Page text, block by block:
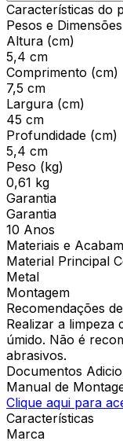
Características do
Pesos e Dimensões
Altura (cm)
5,4 cm
Comprimento (cm)
7,5 cm
Largura (cm)
45 cm
Profundidade (cm)
5,4 cm
Peso (kg)
0,61 kg
Garantia
Garantia
10 Anos
Materiais e
Material Principal
Metal
Montagem
Recomendações
Realizar a limpeza
úmido. Não é
abrasivos.
Documentos
Manual de
Clique aqui para
Características
Marca